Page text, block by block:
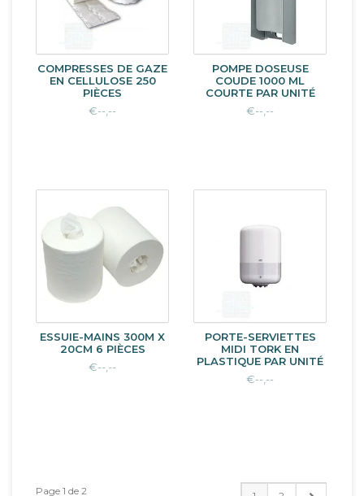
COMPRESSES DE GAZE
EN CELLULOSE 250
PIÈCES
€--,--
POMPE DOSEUSE
COUDE 1000 ML
COURTE PAR UNITÉ
€--,--
ESSUIE-MAINS 300M X
20CM 6 PIÈCES
€--,--
PORTE-SERVIETTES
MIDI TORK EN
PLASTIQUE PAR UNITÉ
€--,--
Page 1 de 2